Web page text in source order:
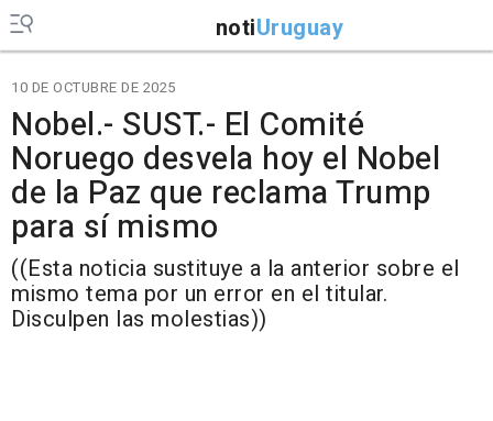
notiUruguay
10 DE OCTUBRE DE 2025
Nobel.- SUST.- El Comité
Noruego desvela hoy el Nobel
de la Paz que reclama Trump
para sí mismo
((Esta noticia sustituye a la anterior sobre el
mismo tema por un error en el titular.
Disculpen las molestias))